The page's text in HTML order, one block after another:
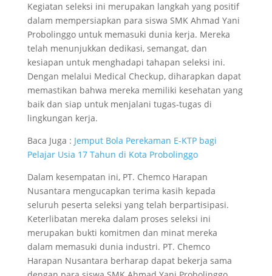
Kegiatan seleksi ini merupakan langkah yang positif
dalam mempersiapkan para siswa SMK Ahmad Yani
Probolinggo untuk memasuki dunia kerja. Mereka
telah menunjukkan dedikasi, semangat, dan
kesiapan untuk menghadapi tahapan seleksi ini.
Dengan melalui Medical Checkup, diharapkan dapat
memastikan bahwa mereka memiliki kesehatan yang
baik dan siap untuk menjalani tugas-tugas di
lingkungan kerja.
Baca Juga : Jemput Bola Perekaman E-KTP bagi
Pelajar Usia 17 Tahun di Kota Probolinggo
Dalam kesempatan ini, PT. Chemco Harapan
Nusantara mengucapkan terima kasih kepada
seluruh peserta seleksi yang telah berpartisipasi.
Keterlibatan mereka dalam proses seleksi ini
merupakan bukti komitmen dan minat mereka
dalam memasuki dunia industri. PT. Chemco
Harapan Nusantara berharap dapat bekerja sama